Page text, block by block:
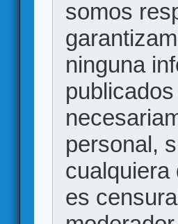
somos
ninguna
personal,
cualquiera
es